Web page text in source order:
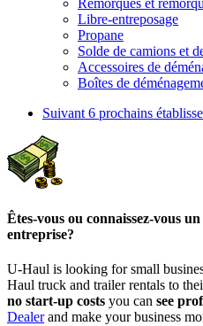
Libre-entreposage
Propane
Solde de camions et
Accessoires de
Boîtes de
Suivant 6 prochains
Êtes-vous ou connaissez-vous
entreprise?
U-Haul is looking for small
Haul truck and trailer rentals to
no start-up costs you can see
Dealerand make your business